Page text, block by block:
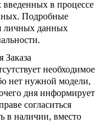
введенных в процессе
Подробные
личных данных
Заказа
необходимое
нет нужной модели,
дня информирует
согласиться
в наличии, вместо